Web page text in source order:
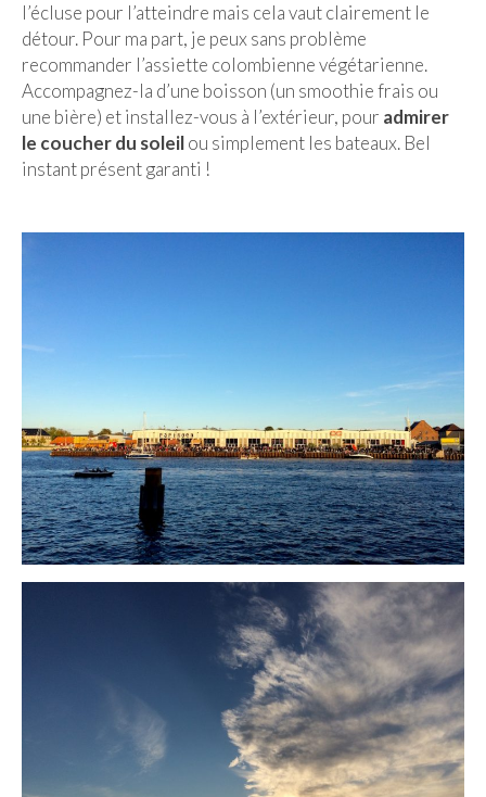
l’écluse pour l’atteindre mais cela vaut clairement le
détour. Pour ma part, je peux sans problème
recommander l’assiette colombienne végétarienne.
Accompagnez-la d’une boisson (un smoothie frais ou
une bière) et installez-vous à l’extérieur, pour admirer
le coucher du soleilou simplement les bateaux. Bel
instant présent garanti !